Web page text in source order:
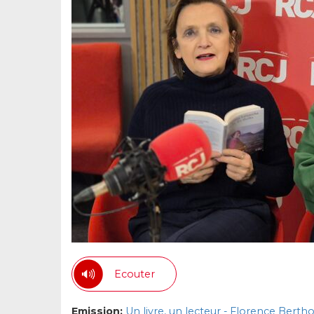
Ecouter
Emission: Un livre, un lecteur - Florence